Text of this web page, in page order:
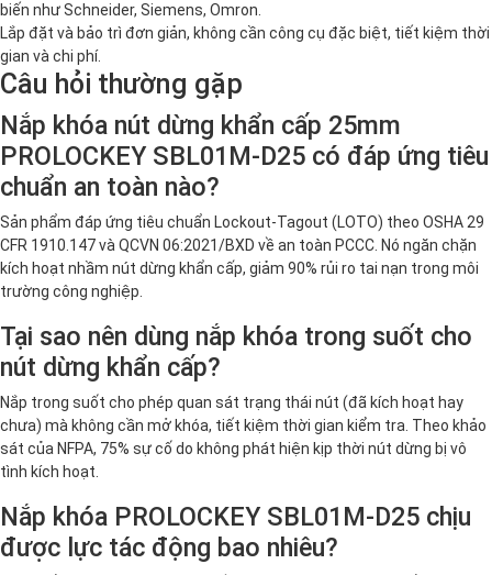
biến như Schneider, Siemens, Omron.
Lắp đặt và bảo trì đơn giản, không cần công cụ đặc biệt, tiết kiệm thời
gian và chi phí.
Câu hỏi thường gặp
Nắp khóa nút dừng khẩn cấp 25mm
PROLOCKEY SBL01M-D25 có đáp ứng tiêu
chuẩn an toàn nào?
Sản phẩm đáp ứng tiêu chuẩn Lockout-Tagout (LOTO) theo OSHA 29
CFR 1910.147 và QCVN 06:2021/BXD về an toàn PCCC. Nó ngăn chặn
kích hoạt nhầm nút dừng khẩn cấp, giảm 90% rủi ro tai nạn trong môi
trường công nghiệp.
Tại sao nên dùng nắp khóa trong suốt cho
nút dừng khẩn cấp?
Nắp trong suốt cho phép quan sát trạng thái nút (đã kích hoạt hay
chưa) mà không cần mở khóa, tiết kiệm thời gian kiểm tra. Theo khảo
sát của NFPA, 75% sự cố do không phát hiện kịp thời nút dừng bị vô
tình kích hoạt.
Nắp khóa PROLOCKEY SBL01M-D25 chịu
được lực tác động bao nhiêu?